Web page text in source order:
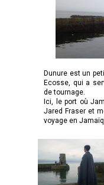
Dunure est un
Ecosse, qui a
de tournage.
Ici, le port où
Jared Fraser et
voyage en